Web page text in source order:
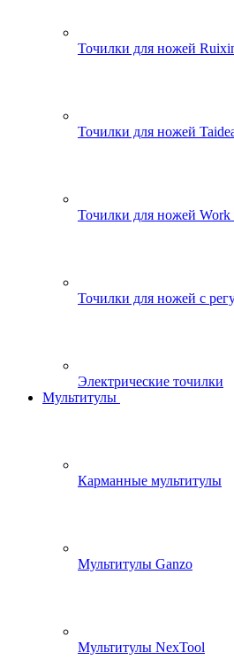
Точилки для ножей
Точилки для ножей
Точилки для ножей Work
Точилки для ножей с
Электрические точилки
Мультитулы
Карманные мультитулы
Мультитулы Ganzo
Мультитулы NexTool